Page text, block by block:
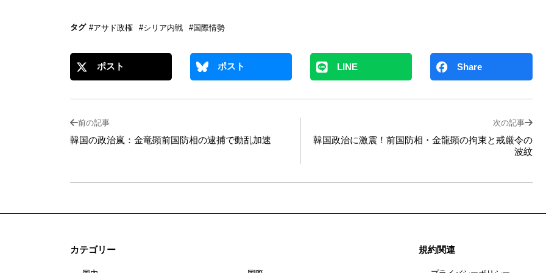
タグ #アサド政権 #シリア内戦 #国際情勢
ポスト ポスト LINE Share
前の記事
韓国の政治嵐：金竜顕前国防相の逮捕で動乱加速
次の記事
韓国政治に激震！前国防相・金龍顕の拘束と戒厳令の
波紋
カテゴリー 規約関連